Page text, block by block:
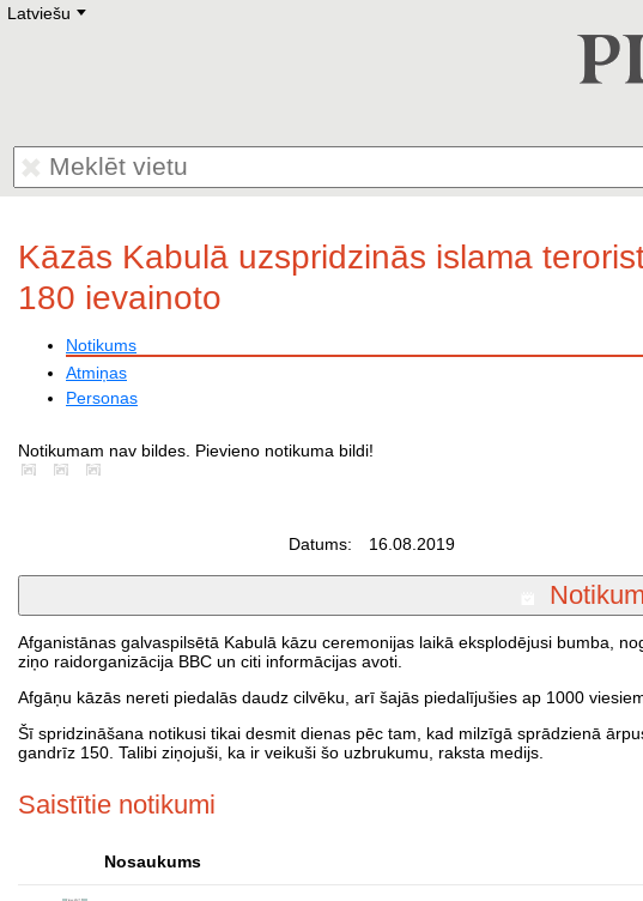
Latviešu E
Deutsch
Polski
Hebrew
Kāzās Kabulā uzspridzinās islama
180 ievainoto
Notikums
Atmiņas
Personas
Notikumam nav bildes. Pievieno notikuma bildi!
Datums:
16.08.2019
Afganistānas galvaspilsētā Kabulā kāzu ceremonijas laikā eksplodējusi bumba,
ziņo raidorganizācija BBC un citi informācijas avoti.
Afgāņu kāzās nereti piedalās daudz cilvēku, arī šajās piedalījušies ap 1000
Šī spridzināšana notikusi tikai desmit dienas pēc tam, kad milzīgā sprādzienā
gandrīz 150. Talibi ziņojuši, ka ir veikuši šo uzbrukumu, raksta medijs.
Saistītie notikumi
Nosaukums